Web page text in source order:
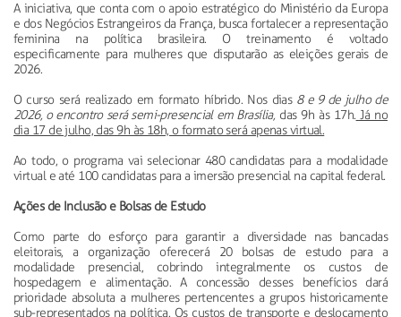
A iniciativa, que conta com o apoio estratégico do Ministério da Europa
e dos Negócios Estrangeiros da França, busca fortalecer a representação
feminina na política brasileira. O treinamento é voltado
especificamente para mulheres que disputarão as eleições gerais de
2026.
O curso será realizado em formato híbrido. Nos dias 8 e 9 de julho de
2026, o encontro será semi-presencial em Brasília, das 9h às 17h. Já no
dia 17 de julho, das 9h às 18h, o formato será apenas virtual.
Ao todo, o programa vai selecionar 480 candidatas para a modalidade
virtual e até 100 candidatas para a imersão presencial na capital federal.
Ações de Inclusão e Bolsas de Estudo
Como parte do esforço para garantir a diversidade nas bancadas
eleitorais, a organização oferecerá 20 bolsas de estudo para a
modalidade presencial, cobrindo integralmente os custos de
hospedagem e alimentação. A concessão desses benefícios dará
prioridade absoluta a mulheres pertencentes a grupos historicamente
sub-representados na política. Os custos de transporte e deslocamento